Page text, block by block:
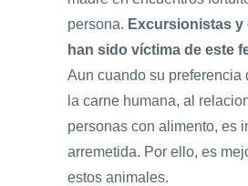
persona. Excursionistas
han sido víctima de este
Aun cuando su preferencia
la carne humana, al
personas con alimento, es
arremetida. Por ello, es
estos animales.